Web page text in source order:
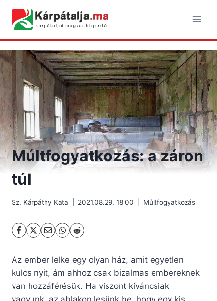
content
Múltfogyatkozás: a záron
túl
Sz. Kárpáthy Kata 2021.08.29. 18:00 Múltfogyatkozás
Az ember lelke egy olyan ház, amit egyetlen
kulcs nyit, ám ahhoz csak bizalmas embereknek
van hozzáférésük. Ha viszont kíváncsiak